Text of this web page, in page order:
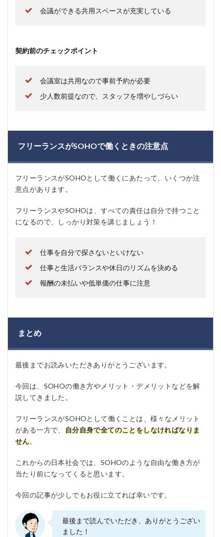
会議ができる共用スペースが充実している
契約前のチェックポイント
会議室は共用なので事前予約が必要
少人数前提なので、スタッフを増やしづらい
フリーランスがSOHOで働くときの注意点
フリーランスがSOHOとして働くにあたって、いくつか注
意点があります。
フリーランスやSOHOは、すべての責任は自分で持つこと
になるので、しっかり対策を講じましょう！
仕事を自分で探さないといけない
仕事と生活バランスや休日のリズムを決める
報酬の未払いや低単価の仕事に注意
まとめ
最後までお読みいただきありがとうございます。
今回は、SOHOの働き方やメリット・デメリットなどを解
説してきました。
フリーランスがSOHOとして働くことは、様々なメリット
がある一方で、 自分自身で全てのことをしなければなりま
せん。
これからの日本社会では、SOHOのような自由な働き方が
当たり前になってくると思います。
今回の記事が少しでもお役に立てれば幸いです。
最後まで読んでいただき、ありがとうござい
ました！